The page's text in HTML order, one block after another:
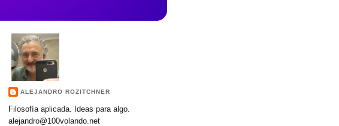
ALEJANDRO ROZITCHNER
Filosofía aplicada. Ideas para algo.
alejandro@100volando.net